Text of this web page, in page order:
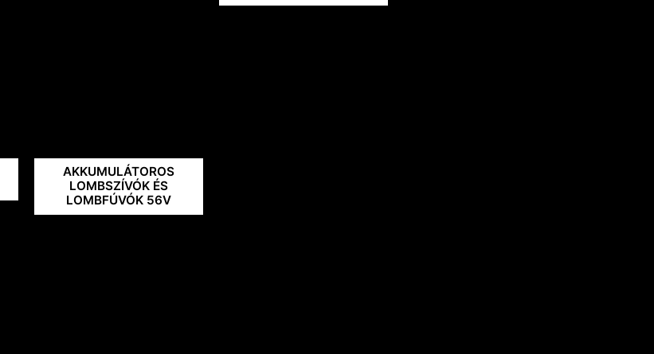
AKKUMULÁTOROS
LOMBSZÍVÓK ÉS
LOMBFÚVÓK 56V